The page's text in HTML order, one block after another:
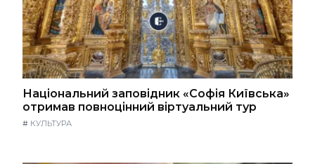
Національний заповідник «Софія Київська»
отримав повноцінний віртуальний тур
# КУЛЬТУРА